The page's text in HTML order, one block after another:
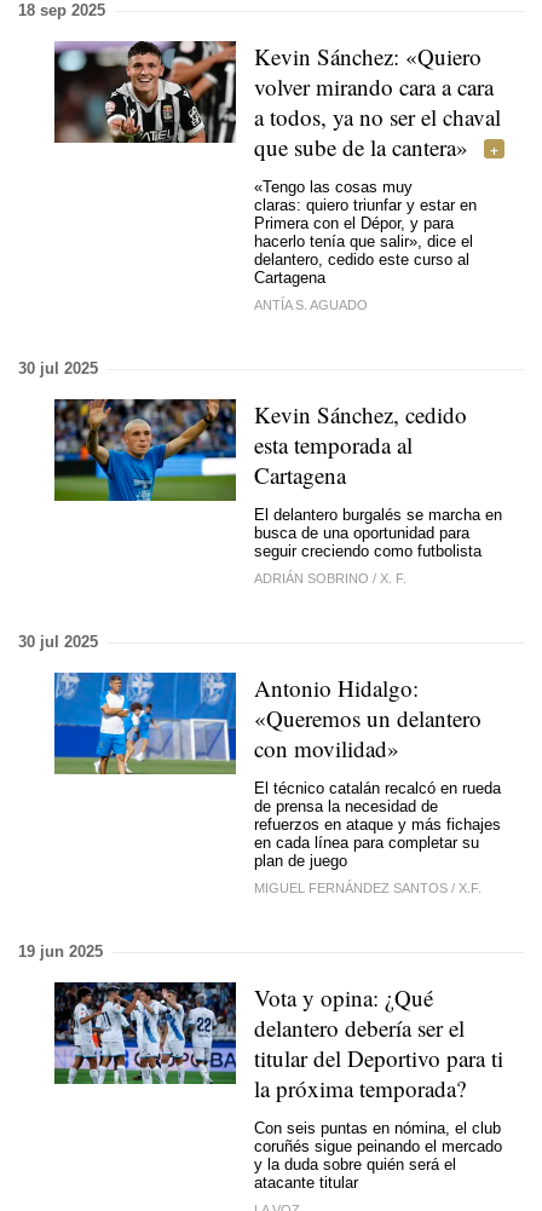
18 sep 2025
Kevin Sánchez: «Quiero
volver mirando cara a cara
a todos, ya no ser el chaval
que sube de la cantera»
«Tengo las cosas muy
claras: quiero triunfar y estar en
Primera con el Dépor, y para
hacerlo tenía que salir», dice el
delantero, cedido este curso al
Cartagena
ANTÍA S. AGUADO
30 jul 2025
Kevin Sánchez, cedido
esta temporada al
Cartagena
El delantero burgalés se marcha en
busca de una oportunidad para
seguir creciendo como futbolista
ADRIÁN SOBRINO / X. F.
30 jul 2025
Antonio Hidalgo:
«Queremos un delantero
con movilidad»
El técnico catalán recalcó en rueda
de prensa la necesidad de
refuerzos en ataque y más fichajes
en cada línea para completar su
plan de juego
MIGUEL FERNÁNDEZ SANTOS / X.F.
19 jun 2025
Vota y opina: ¿Qué
delantero debería ser el
titular del Deportivo para ti
la próxima temporada?
Con seis puntas en nómina, el club
coruñés sigue peinando el mercado
y la duda sobre quién será el
atacante titular